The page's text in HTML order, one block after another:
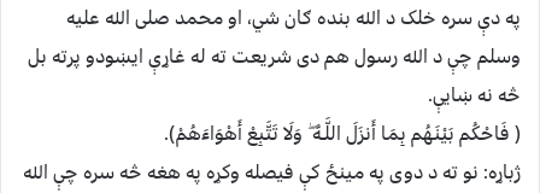
په دې سره خلک د الله بنده ګان شي، او محمد صلی الله عليه
وسلم چې د الله رسول هم دی شريعت ته له غاړې ايښودو پرته بل
څه نه ښايې.
( فَاحْكُم بَيْنَهُم بِمَا أَنزَلَ اللَّـهُ ۖ وَلَا تَتَّبِعْ أَهْوَاءَهُمْ).
ژباړه: نو ته د دوى په مینځ كې فیصله وكړه په هغه څه سره چې الله